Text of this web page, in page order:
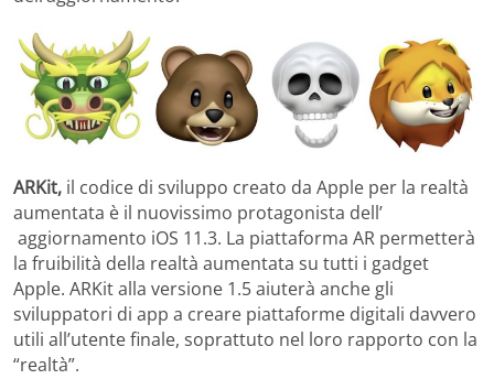
ARKit, il codice di sviluppo creato da Apple per la realtà
aumentata è il nuovissimo protagonista dell’
aggiornamento iOS 11.3. La piattaforma AR permetterà
la fruibilità della realtà aumentata su tutti i gadget
Apple. ARKit alla versione 1.5 aiuterà anche gli
sviluppatori di app a creare piattaforme digitali davvero
utili all’utente finale, soprattuto nel loro rapporto con la
“realtà”.